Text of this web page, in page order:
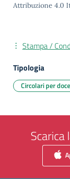
Attribuzione 4.0
Stampa /
Tipologia
Circolari per